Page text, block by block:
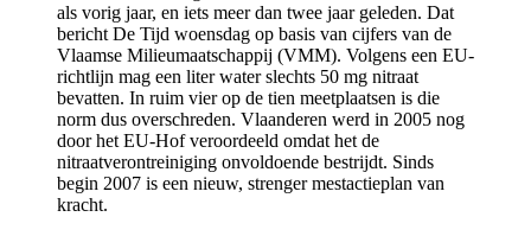
als vorig jaar, en iets meer dan twee jaar geleden. Dat
bericht De Tijd woensdag op basis van cijfers van de
Vlaamse Milieumaatschappij (VMM). Volgens een EU-
richtlijn mag een liter water slechts 50 mg nitraat
bevatten. In ruim vier op de tien meetplaatsen is die
norm dus overschreden. Vlaanderen werd in 2005 nog
door het EU-Hof veroordeeld omdat het de
nitraatverontreiniging onvoldoende bestrijdt. Sinds
begin 2007 is een nieuw, strenger mestactieplan van
kracht.